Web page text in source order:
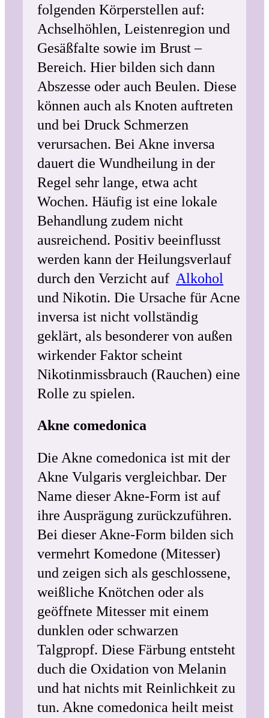
folgenden Körperstellen auf:
Achselhöhlen, Leistenregion und
Gesäßfalte sowie im Brust –
Bereich. Hier bilden sich dann
Abszesse oder auch Beulen. Diese
können auch als Knoten auftreten
und bei Druck Schmerzen
verursachen. Bei Akne inversa
dauert die Wundheilung in der
Regel sehr lange, etwa acht
Wochen. Häufig ist eine lokale
Behandlung zudem nicht
ausreichend. Positiv beeinflusst
werden kann der Heilungsverlauf
durch den Verzicht auf Alkohol
und Nikotin. Die Ursache für Acne
inversa ist nicht vollständig
geklärt, als besonderer von außen
wirkender Faktor scheint
Nikotinmissbrauch (Rauchen) eine
Rolle zu spielen.
Akne comedonica
Die Akne comedonica ist mit der
Akne Vulgaris vergleichbar. Der
Name dieser Akne-Form ist auf
ihre Ausprägung zurückzuführen.
Bei dieser Akne-Form bilden sich
vermehrt Komedone (Mitesser)
und zeigen sich als geschlossene,
weißliche Knötchen oder als
geöffnete Mitesser mit einem
dunklen oder schwarzen
Talgpropf. Diese Färbung entsteht
duch die Oxidation von Melanin
und hat nichts mit Reinlichkeit zu
tun. Akne comedonica heilt meist